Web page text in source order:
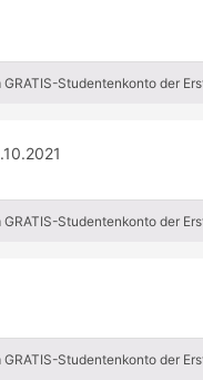
Studentenkonto der
Studentenkonto der
Studentenkonto der